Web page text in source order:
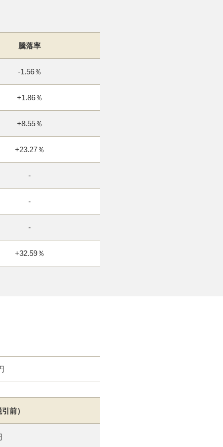
騰落率
-1.56％
+1.86％
+8.55％
+23.27％
-
-
-
+32.59％
前）